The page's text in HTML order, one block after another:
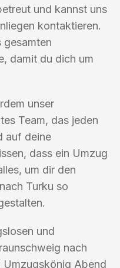
und kannst uns
kontaktieren.
gesamten
damit du dich um
unser
Team, das jeden
auf deine
dass ein Umzug
um dir den
Turku so
und
nach
Abend